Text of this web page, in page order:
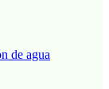
de agua